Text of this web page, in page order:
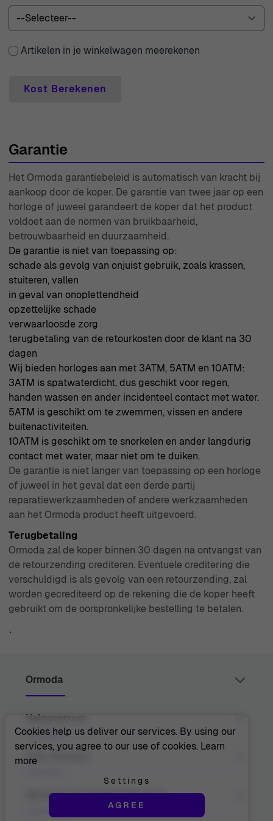
Bij Ormoda zijn we trots op het bieden van een
plezierige winkelervaring met ongeëvenaarde voordelen
voor elke klant. Geniet van gratis expresslevering met
inclusief de prachtige Euphemia oorbellen, met een
garantie van twee jaar, zodat je investering beschermd is
tegen eventuele fabricagefouten. Mocht je vragen
hebben of hulp nodig hebben, ons deskundige
klantenserviceteam staat klaar om je met een glimlach
te helpen. Met meer dan vier decennia ervaring sinds
1976 heeft Ormoda een reputatie opgebouwd voor
betrouwbaarheid en uitmuntendheid. Wij zijn toegewijd
aan het helpen vinden van het perfecte stuk om jouw stijl
uit te drukken en herinneringen te creëren die een leven
lang meegaan.
Artikelen in je winkelwagen meerekenen
Kost Berekenen
Garantie
Het Ormoda garantiebeleid is automatisch van kracht bij
aankoop door de koper. De garantie van twee jaar op een
horloge of juweel garandeert de koper dat het product
voldoet aan de normen van bruikbaarheid,
betrouwbaarheid en duurzaamheid.
De garantie is niet van toepassing op:
schade als gevolg van onjuist gebruik, zoals krassen,
stuiteren, vallen
in geval van onoplettendheid
opzettelijke schade
verwaarloosde zorg
terugbetaling van de retourkosten door de klant na 30
dagen
Wij bieden horloges aan met 3ATM, 5ATM en 10ATM:
3ATM is spatwaterdicht, dus geschikt voor regen,
handen wassen en ander incidenteel contact met water.
5ATM is geschikt om te zwemmen, vissen en andere
buitenactiviteiten.
10ATM is geschikt om te snorkelen en ander langdurig
contact met water, maar niet om te duiken.
De garantie is niet langer van toepassing op een horloge
of juweel in het geval dat een derde partij
reparatiewerkzaamheden of andere werkzaamheden
aan het Ormoda product heeft uitgevoerd.
Terugbetaling
Ormoda zal de koper binnen 30 dagen na ontvangst van
de retourzending crediteren. Eventuele creditering die
verschuldigd is als gevolg van een retourzending, zal
worden gecrediteerd op de rekening die de koper heeft
gebruikt om de oorspronkelijke bestelling te betalen.
`
Ormoda
Juul Grietensstraat 9/11, 2140 Antwerp, Belgium
support@ormoda.com
Maandag t/m donderdag tussen 09:30 en 18:00 uur
(CET)
Helpcentrum
Helpcentrum
Bestelinformatie
Verzendinformatie
Over Ormoda
Over Ons
De Voordelen Van Ormoda
De Ormoda-Winkel
Word Lid Van De Ormoda Club
Cookies help us deliver our services. By using our
services, you agree to our use of cookies. Learn
more
Settings
AGREE